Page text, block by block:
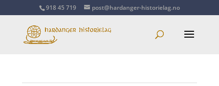
918 45 719 post@hardanger-historielag.no